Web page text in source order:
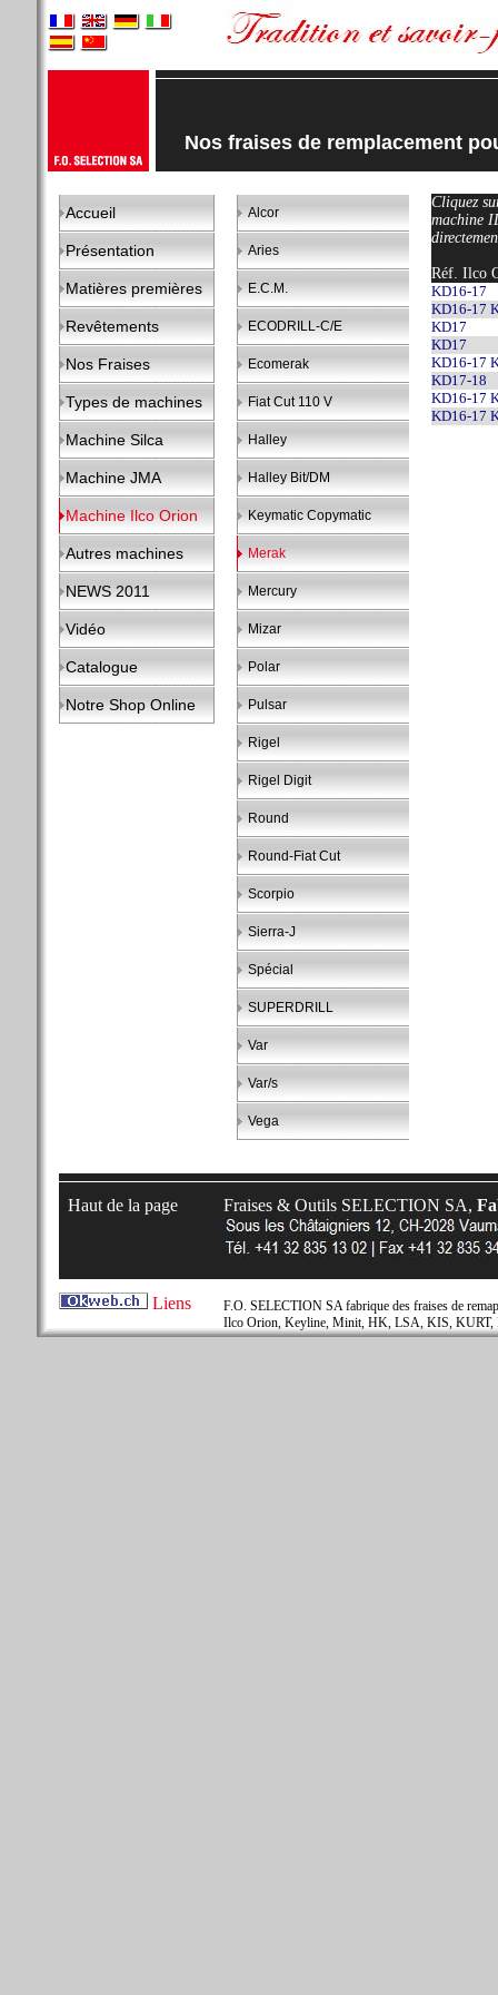
Nos fraises de remplacement
Accueil
Présentation
Matières premières
Revêtements
Nos Fraises
Types de machines
Machine Silca
Machine JMA
Machine Ilco Orion
Autres machines
NEWS 2011
Vidéo
Catalogue
Notre Shop Online
Alcor
Aries
E.C.M.
ECODRILL-C/E
Ecomerak
Fiat Cut 110 V
Halley
Halley Bit/DM
Keymatic Copymatic
Merak
Mercury
Mizar
Polar
Pulsar
Rigel
Rigel Digit
Round
Round-Fiat Cut
Scorpio
Sierra-J
Spécial
SUPERDRILL
Var
Var/s
Vega
Cliquez
machine
Réf. Ilco
KD16-17
KD16-17
KD17
KD17
KD16-17
KD17-18
KD16-17
KD16-17
Haut de la page Fraises & Outils SELECTION SA,
Liens
F.O. SELECTION SA fabrique des fraises de
Ilco Orion, Keyline, Minit, HK, LSA, KIS, KURT,